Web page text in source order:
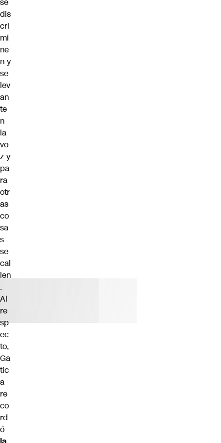
dis
cri
mi
ne
n y
se
lev
an
te
n
la
vo
z y
pa
ra
otr
as
co
sa
s
se
cal
len
.
Al
re
sp
ec
to,
Ga
tic
a
re
co
rd
ó